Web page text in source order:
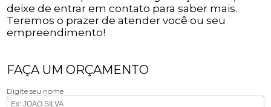
deixe de entrar em contato para saber mais.
Teremos o prazer de atender você ou seu
empreendimento!
FAÇA UM ORÇAMENTO
Digite seu nome